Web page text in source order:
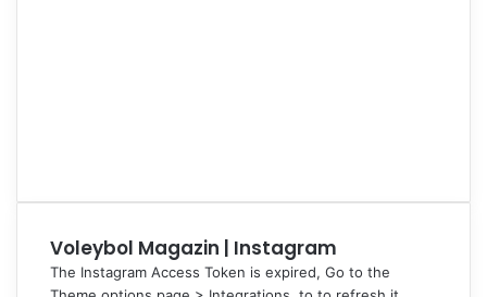
Voleybol Magazin | Instagram
The Instagram Access Token is expired, Go to the